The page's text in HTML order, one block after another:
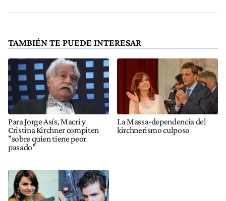
Para Jorge Asís, Macri y
Cristina Kirchner compiten
"sobre quien tiene peor
pasado"
La Massa-dependencia del
kirchnerismo culposo
Detrás de Sabag no hay nada
ni nadie